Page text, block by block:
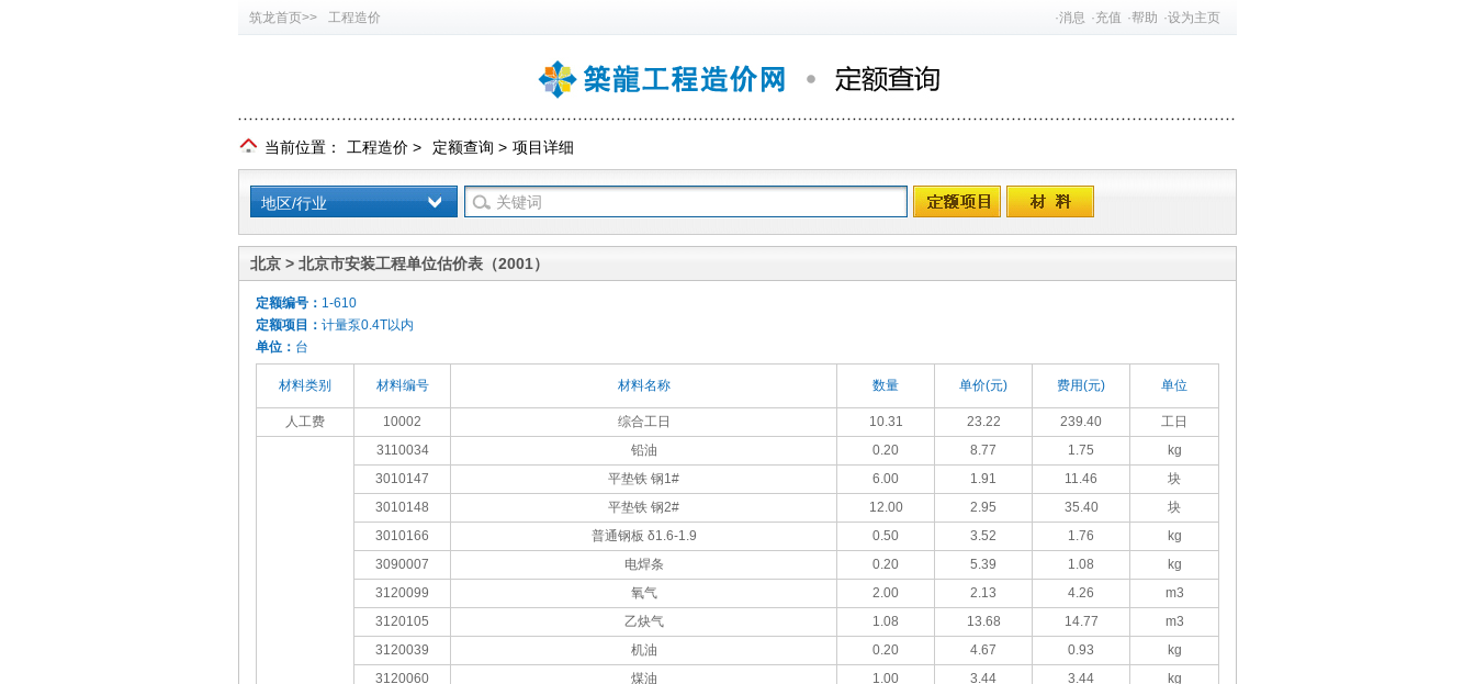
筑龙首页>> 工程造价 ·消息 ·充值 ·帮助 ·设为主页
当前位置： 工程造价 > 定额查询 > 项目详细
地区/行业
北京 > 北京市安装工程单位估价表（2001）
定额编号： 1-610
定额项目： 计量泵0.4T以内
单位： 台
材料类别 材料编号 材料名称 数量 单价(元) 费用(元) 单位
人工费 10002 综合工日 10.31 23.22 239.40 工日
3110034 铅油 0.20 8.77 1.75
kg
3010147
平垫铁 钢1# 6.00 1.91 11.46
块
3010148
平垫铁 钢2# 12.00 2.95 35.40
块
3010166
普通钢板 δ1.6-1.9 0.50 3.52 1.76
kg
3090007
电焊条 0.20 5.39 1.08
kg
3120099
氧气 2.00 2.13 4.26
m3
3120105
乙炔气 1.08 13.68 14.77
m3
3120039
机油 0.20 4.67 0.93
kg
3120060
煤油 1.00 3.44 3.44
kg